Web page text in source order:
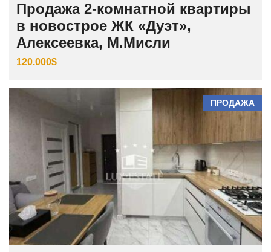
Продажа 2-комнатной квартиры
в новострое ЖК «Дуэт»,
Алексеевка, М.Мисли
120.000$
ПРОДАЖА